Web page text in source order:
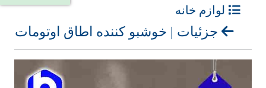
لوازم خانه
جزئیات | خوشبو کننده اطاق اوتومات